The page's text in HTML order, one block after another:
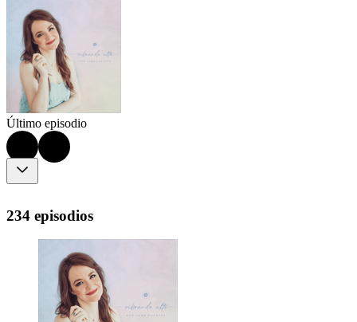
Último episodio
234 episodios